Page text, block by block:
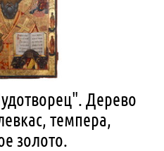
Дерево
темпера,
золото.